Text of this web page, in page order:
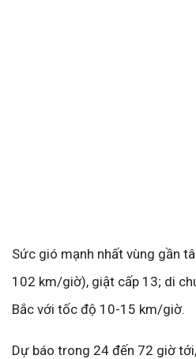
Sức gió mạnh nhất vùng gần
102 km/giờ), giật cấp 13; di
Bắc với tốc độ 10-15 km/giờ.
Dự báo trong 24 đến 72 giờ